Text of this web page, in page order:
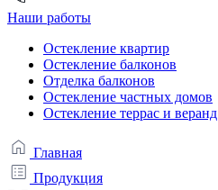
Наши работы
Остекление квартир
Остекление балконов
Отделка балконов
Остекление частных домов
Остекление террас и веранд
Главная
Продукция